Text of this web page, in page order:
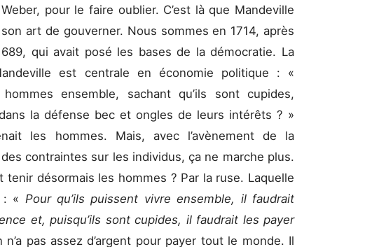
pour le faire oublier. C’est là que Mandeville
art de gouverner. Nous sommes en 1714, après
qui avait posé les bases de la démocratie. La
est centrale en économie politique : «
ensemble, sachant qu’ils sont cupides,
la défense bec et ongles de leurs intérêts ? »
les hommes. Mais, avec l’avènement de la
contraintes sur les individus, ça ne marche plus.
tenir désormais les hommes ? Par la ruse. Laquelle
: « Pour qu’ils puissent vivre ensemble, il faudrait
et, puisqu’ils sont cupides, il faudrait les payer
n’a pas assez d’argent pour payer tout le monde. Il